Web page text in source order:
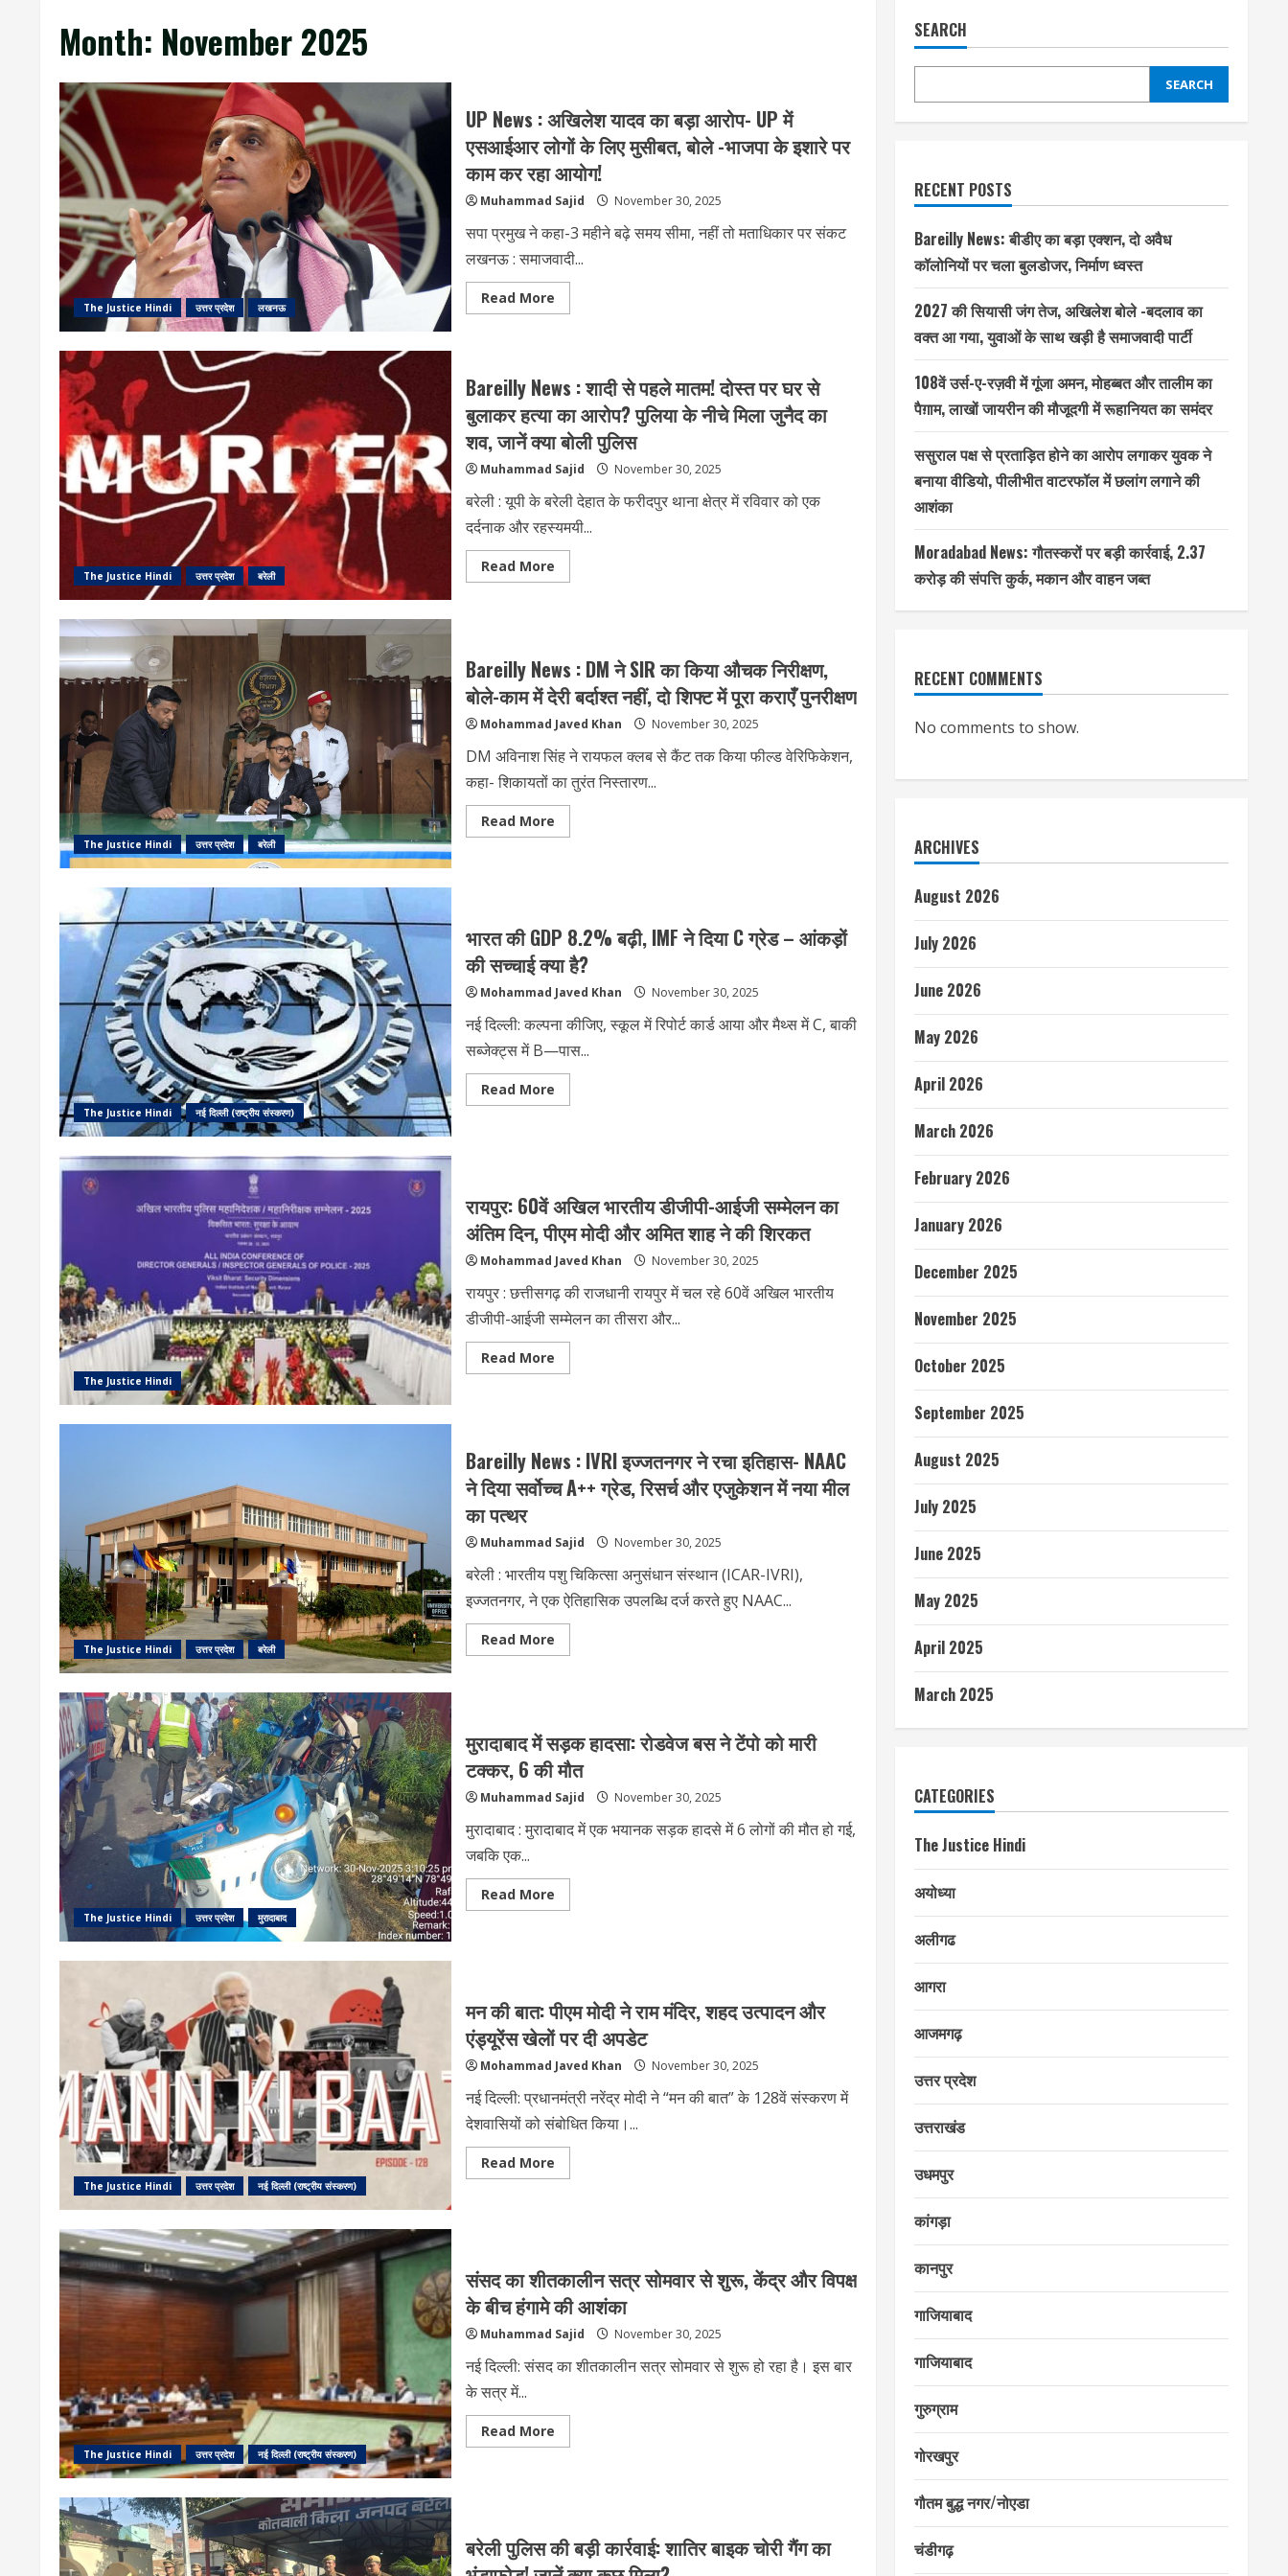
Month: November 2025
The Justice Hindi उत्तर प्रदेश लखनऊ
UP News : अखिलेश यादव का बड़ा आरोप- UP में
एसआईआर लोगों के लिए मुसीबत, बोले -भाजपा के इशारे पर
काम कर रहा आयोग!
Muhammad Sajid November 30, 2025
सपा प्रमुख ने कहा-3 महीने बढ़े समय सीमा, नहीं तो मताधिकार पर संकट
लखनऊ : समाजवादी...
Read MoreRead
more
यादव
बड़ा
आरोप-
UP
एसआईआर
के
लिए
मुसीबत,
बोले
-भाजपा
के
इशारे
The Justice Hindi उत्तर प्रदेश बरेली
Bareilly News : शादी से पहले मातम! दोस्त पर घर से
बुलाकर हत्या का आरोप? पुलिया के नीचे मिला जुनैद का
शव, जानें क्या बोली पुलिस
Muhammad Sajid November 30, 2025
बरेली : यूपी के बरेली देहात के फरीदपुर थाना क्षेत्र में रविवार को एक
दर्दनाक और रहस्यमयी...
Read MoreRead
more
पहले
मातम!
दोस्त
घर
बुलाकर
हत्या
का
आरोप?
पुलिया
के
नीचे
बोली
पुलिस
The Justice Hindi उत्तर प्रदेश बरेली
Bareilly News : DM ने SIR का किया औचक निरीक्षण,
बोले-काम में देरी बर्दाश्त नहीं, दो शिफ्ट में पूरा कराएँ पुनरीक्षण
Mohammad Javed Khan November 30, 2025
DM अविनाश सिंह ने रायफल क्लब से कैंट तक किया फील्ड वेरिफिकेशन,
कहा- शिकायतों का तुरंत निस्तारण...
Read MoreRead
more
SIR
का
किया
औचक
निरीक्षण,
बोले-
में
देरी
बर्दाश्त
नहीं,
दो
शिफ्ट
में
The Justice Hindi नई दिल्ली (राष्ट्रीय संस्करण)
भारत की GDP 8.2% बढ़ी, IMF ने दिया C ग्रेड – आंकड़ों
की सच्चाई क्या है?
Mohammad Javed Khan November 30, 2025
नई दिल्ली: कल्पना कीजिए, स्कूल में रिपोर्ट कार्ड आया और मैथ्स में C, बाकी
सब्जेक्ट्स में B—पास...
Read MoreRead
more
IMF
ने
दिया
C
ग्रेड
–
की
सच्चाई
क्या
है?
The Justice Hindi
रायपुर: 60वें अखिल भारतीय डीजीपी-आईजी सम्मेलन का
अंतिम दिन, पीएम मोदी और अमित शाह ने की शिरकत
Mohammad Javed Khan November 30, 2025
रायपुर : छत्तीसगढ़ की राजधानी रायपुर में चल रहे 60वें अखिल भारतीय
डीजीपी-आईजी सम्मेलन का तीसरा और...
Read MoreRead
more
डीजीपी-
आईजी
सम्मेलन
का
मोदी
अमित
शाह
ने
की
शिरकत
The Justice Hindi उत्तर प्रदेश बरेली
Bareilly News : IVRI इज्जतनगर ने रचा इतिहास- NAAC
ने दिया सर्वोच्च A++ ग्रेड, रिसर्च और एजुकेशन में नया मील
का पत्थर
Muhammad Sajid November 30, 2025
बरेली : भारतीय पशु चिकित्सा अनुसंधान संस्थान (ICAR-IVRI),
इज्जतनगर, ने एक ऐतिहासिक उपलब्धि दर्ज करते हुए NAAC...
Read MoreRead
more
ने
रचा
इतिहास-
ने
सर्वोच्च
A++
और
एजुकेशन
में
The Justice Hindi उत्तर प्रदेश मुरादाबाद
मुरादाबाद में सड़क हादसा: रोडवेज बस ने टेंपो को मारी
टक्कर, 6 की मौत
Muhammad Sajid November 30, 2025
मुरादाबाद : मुरादाबाद में एक भयानक सड़क हादसे में 6 लोगों की मौत हो गई,
जबकि एक...
Read MoreRead
more
बस
ने
टेंपो
को
टक्कर,
की
मौत
The Justice Hindi उत्तर प्रदेश नई दिल्ली (राष्ट्रीय संस्करण)
मन की बात: पीएम मोदी ने राम मंदिर, शहद उत्पादन और
एंड्यूरेंस खेलों पर दी अपडेट
Mohammad Javed Khan November 30, 2025
नई दिल्ली: प्रधानमंत्री नरेंद्र मोदी ने “मन की बात” के 128वें संस्करण में
देशवासियों को संबोधित किया।...
Read MoreRead
more
राम
मंदिर,
शहद
और
खेलों
पर
The Justice Hindi उत्तर प्रदेश नई दिल्ली (राष्ट्रीय संस्करण)
संसद का शीतकालीन सत्र सोमवार से शुरू, केंद्र और विपक्ष
के बीच हंगामे की आशंका
Muhammad Sajid November 30, 2025
नई दिल्ली: संसद का शीतकालीन सत्र सोमवार से शुरू हो रहा है। इस बार
के सत्र में...
Read MoreRead
more
से
शुरू,
केंद्र
बरेली पुलिस की बड़ी कार्रवाई: शातिर बाइक चोरी गैंग का
SEARCH
SEARCH
RECENT POSTS
Bareilly News: बीडीए का बड़ा एक्शन, दो अवैध
कॉलोनियों पर चला बुलडोजर, निर्माण ध्वस्त
2027 की सियासी जंग तेज, अखिलेश बोले -बदलाव का
वक्त आ गया, युवाओं के साथ खड़ी है समाजवादी पार्टी
108वें उर्स-ए-रज़वी में गूंजा अमन, मोहब्बत और तालीम का
पैग़ाम, लाखों जायरीन की मौजूदगी में रूहानियत का समंदर
ससुराल पक्ष से प्रताड़ित होने का आरोप लगाकर युवक ने
बनाया वीडियो, पीलीभीत वाटरफॉल में छलांग लगाने की
आशंका
Moradabad News: गौतस्करों पर बड़ी कार्रवाई, 2.37
करोड़ की संपत्ति कुर्क, मकान और वाहन जब्त
RECENT COMMENTS
No comments to show.
ARCHIVES
August 2026
July 2026
June 2026
May 2026
April 2026
March 2026
February 2026
January 2026
December 2025
November 2025
October 2025
September 2025
August 2025
July 2025
June 2025
May 2025
April 2025
March 2025
CATEGORIES
The Justice Hindi
अयोध्या
अलीगढ
आगरा
आजमगढ़
उत्तर प्रदेश
उत्तराखंड
उधमपुर
कांगड़ा
कानपुर
गाजियाबाद
गाजियाबाद
गुरुग्राम
गोरखपुर
गौतम बुद्ध नगर/नोएडा
चंडीगढ़